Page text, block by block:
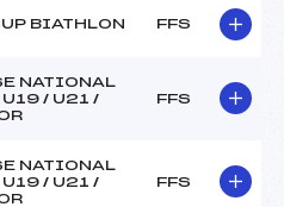
BIATHLON FFS
NATIONAL
U19 / U21 /
FFS
NATIONAL
U19 / U21 /
FFS